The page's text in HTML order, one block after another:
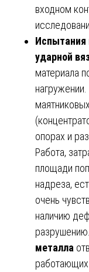
входном
Испытания
ударной
материала
опорах и
Работа,
площади
надреза,
очень
наличию
металла
работающих